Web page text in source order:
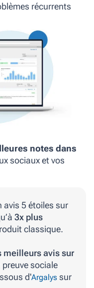
récurrents
notes dans
sociaux et vos
avis 5 étoiles sur
3x plus
classique.
meilleurs avis sur
preuve sociale
d'Argalys sur